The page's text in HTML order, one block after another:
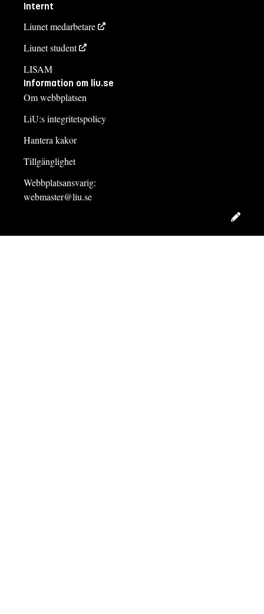
Internt
Liunet medarbetare
Liunet student
LISAM
Information om liu.se
Om webbplatsen
LiU:s integritetspolicy
Hantera kakor
Tillgänglighet
Webbplatsansvarig:
webmaster@liu.se